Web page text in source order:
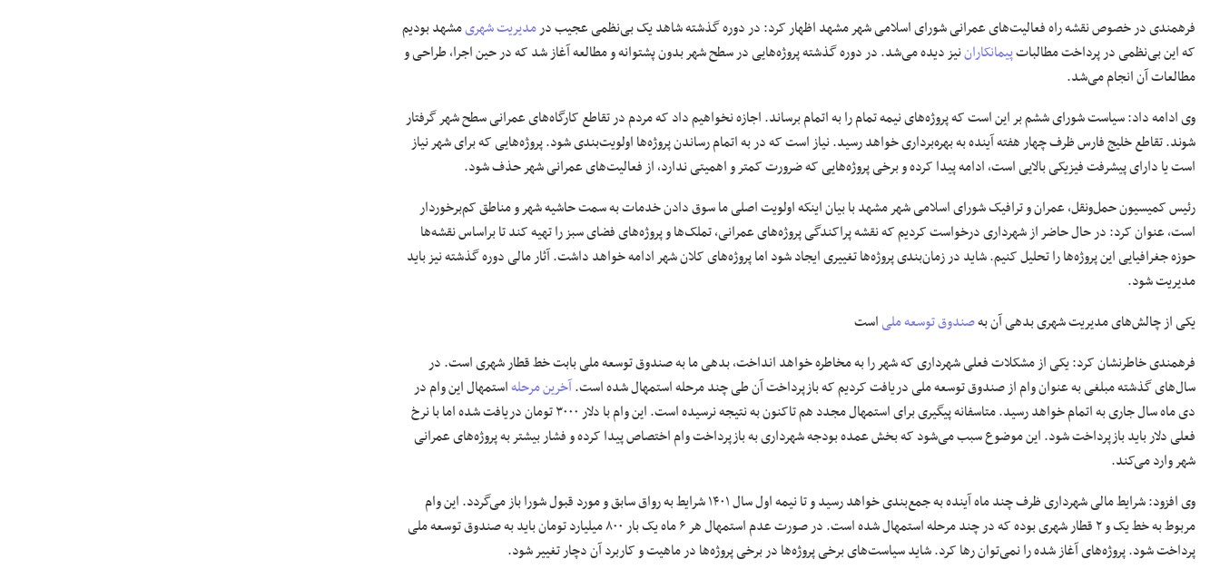
فرهمندی در خصوص نقشه راه فعالیت‌های عمرانی شورای اسلامی شهر مشهد اظهار کرد: در دوره گذشته شاهد یک بی‌نظمی عجیب درمدیریت شهریمشهد بودیم
که این بی‌نظمی در پرداخت مطالباتپیمانکاراننیز دیده می‌شد. در دوره گذشته پروژه‌هایی در سطح شهر بدون پشتوانه و مطالعه آغاز شد که در حین اجرا، طراحی و
مطالعات آن انجام می‌شد.
وی ادامه داد: سیاست شورای ششم بر این است که پروژه‌های نیمه تمام را به اتمام برساند. اجازه نخواهیم داد که مردم در تقاطع کارگاه‌های عمرانی سطح شهر گرفتار
شوند. تقاطع خلیج فارس ظرف چهار هفته آینده به بهره‌برداری خواهد رسید. نیاز است که در به اتمام رساندن پروژه‌ها اولویت‌بندی شود. پروژه‌هایی که برای شهر نیاز
است یا دارای پیشرفت فیزیکی بالایی است، ادامه پیدا کرده و برخی پروژه‌هایی که ضرورت کمتر و اهمیتی ندارد، از فعالیت‌های عمرانی شهر حذف شود.
رئیس کمیسیون حمل‌ونقل، عمران و ترافیک شورای اسلامی شهر مشهد با بیان اینکه اولویت اصلی ما سوق دادن خدمات به سمت حاشیه شهر و مناطق کم‌برخوردار
است، عنوان کرد: در حال حاضر از شهرداری درخواست کردیم که نقشه پراکندگی پروژه‌های عمرانی، تملک‌ها و پروژه‌های فضای سبز را تهیه کند تا براساس نقشه‌ها
حوزه جغرافیایی این پروژه‌ها را تحلیل کنیم. شاید در زمان‌بندی پروژه‌ها تغییری ایجاد شود اما پروژه‌های کلان شهر ادامه خواهد داشت. آثار مالی دوره گذشته نیز باید
مدیریت شود.
یکی از چالش‌های مدیریت شهری بدهی آن بهصندوق توسعه ملیاست
فرهمندی خاطرنشان کرد: یکی از مشکلات فعلی شهرداری که شهر را به مخاطره خواهد انداخت، بدهی ما به صندوق توسعه ملی بابت خط قطار شهری است. در
سال‌های گذشته مبلغی به عنوان وام از صندوق توسعه ملی دریافت کردیم که بازپرداخت آن طی چند مرحله استمهال شده است.آخرین مرحلهاستمهال این وام در
دی ماه سال جاری به اتمام خواهد رسید. متاسفانه پیگیری برای استمهال مجدد هم تاکنون به نتیجه نرسیده است. این وام با دلار ۳۰۰۰ تومان دریافت شده اما با نرخ
فعلی دلار باید بازپرداخت شود. این موضوع سبب می‌شود که بخش عمده بودجه شهرداری به بازپرداخت وام اختصاص پیدا کرده و فشار بیشتر به پروژه‌های عمرانی
شهر وارد می‌کند.
وی افزود: شرایط مالی شهرداری ظرف چند ماه آینده به جمع‌بندی خواهد رسید و تا نیمه اول سال ۱۴۰۱ شرایط به رواق سابق و مورد قبول شورا باز می‌گردد. این وام
مربوط به خط یک و ۲ قطار شهری بوده که در چند مرحله استمهال شده است. در صورت عدم استمهال هر ۶ ماه یک‌ بار ۸۰۰ میلیارد تومان باید به صندوق توسعه ملی
پرداخت شود. پروژه‌های آغاز شده را نمی‌توان رها کرد. شاید سیاست‌های برخی پروژه‌ها در برخی پروژه‌ها در ماهیت و کاربرد آن دچار تغییر شود.